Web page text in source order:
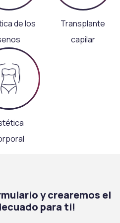
de los
Transplante
capilar
y crearemos el
para ti!